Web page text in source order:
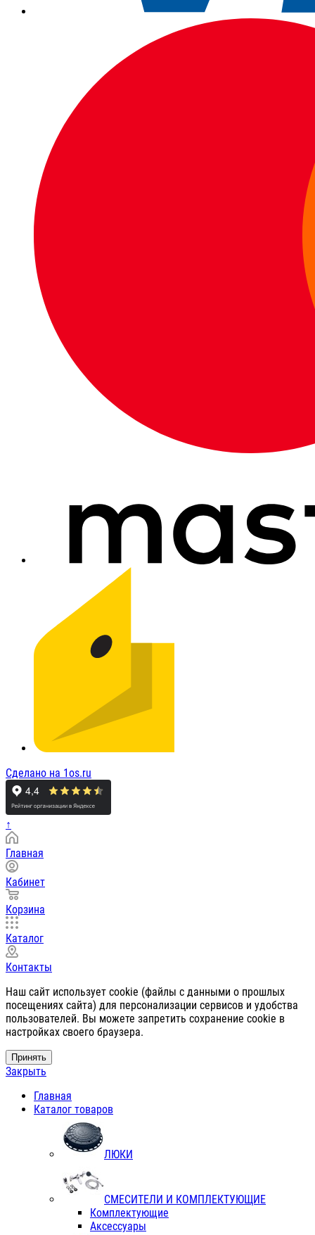
Сделано на 1os.ru
↑
Главная
Кабинет
Корзина
Каталог
Контакты
Наш сайт использует cookie (файлы с данными о прошлых
посещениях сайта) для персонализации сервисов и удобства
пользователей. Вы можете запретить сохранение cookie в
настройках своего браузера.
Принять
Закрыть
Главная
Каталог товаров
ЛЮКИ
СМЕСИТЕЛИ И КОМПЛЕКТУЮЩИЕ
Комплектующие
Аксессуары